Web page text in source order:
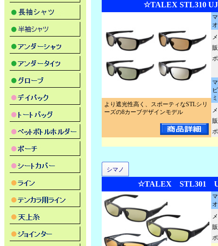
☆TALEX STL310
より遮光性高く、スポーティなSTLシリ
ーズの8カーブデザインモデル
シマノ
☆TALEX STL301